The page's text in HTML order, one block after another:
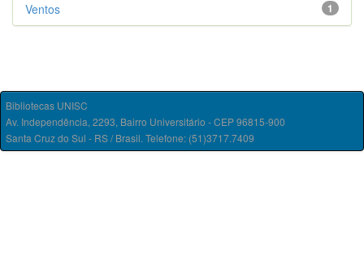
1
Ventos
Bibliotecas UNISC
Av. Independência, 2293, Bairro Universitário - CEP 96815-900
Santa Cruz do Sul - RS / Brasil. Telefone: (51)3717.7409